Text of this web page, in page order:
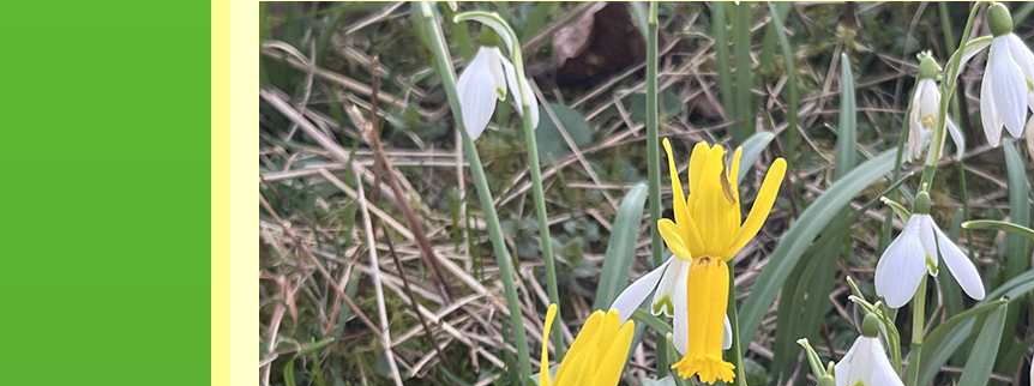
Bild